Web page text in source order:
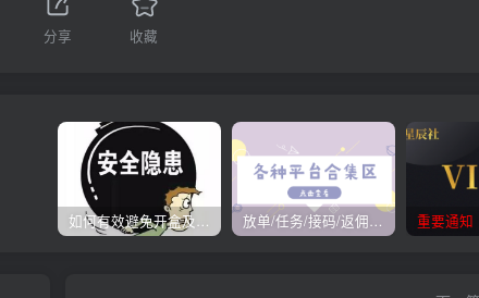
分享 收藏
如何有效避免开盒及开盒流程 放单/任务/接码/返佣/平台/合集 重要通知